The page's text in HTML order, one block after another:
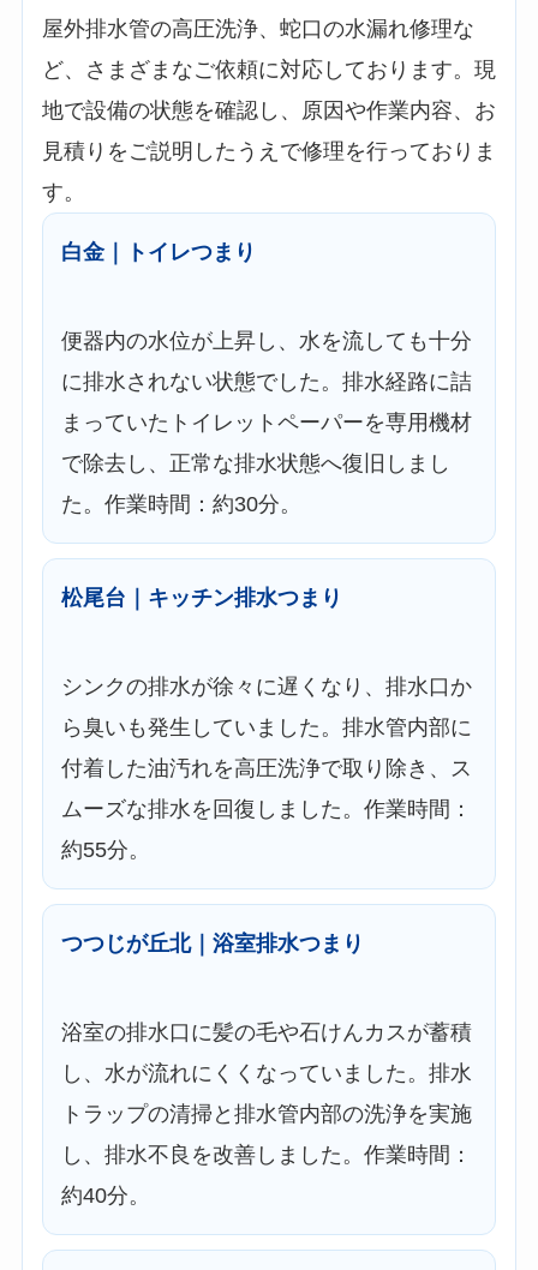
屋外排水管の高圧洗浄、蛇口の水漏れ修理な
ど、さまざまなご依頼に対応しております。現
地で設備の状態を確認し、原因や作業内容、お
見積りをご説明したうえで修理を行っておりま
す。
白金｜トイレつまり
便器内の水位が上昇し、水を流しても十分
に排水されない状態でした。排水経路に詰
まっていたトイレットペーパーを専用機材
で除去し、正常な排水状態へ復旧しまし
た。作業時間：約30分。
松尾台｜キッチン排水つまり
シンクの排水が徐々に遅くなり、排水口か
ら臭いも発生していました。排水管内部に
付着した油汚れを高圧洗浄で取り除き、ス
ムーズな排水を回復しました。作業時間：
約55分。
つつじが丘北｜浴室排水つまり
浴室の排水口に髪の毛や石けんカスが蓄積
し、水が流れにくくなっていました。排水
トラップの清掃と排水管内部の洗浄を実施
し、排水不良を改善しました。作業時間：
約40分。